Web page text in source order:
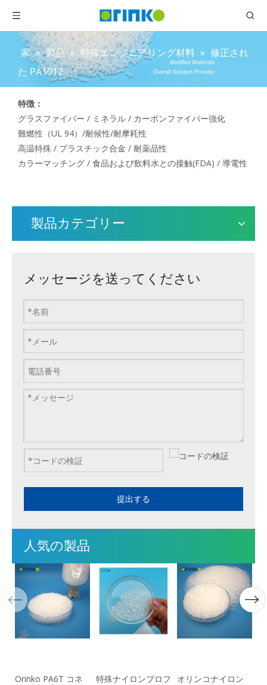
家 » 製品 » 特殊エンジニアリング材料 » 修正され
た PA1012
特徴：
グラスファイバー / ミネラル / カーボンファイバー強化
難燃性（UL 94）/耐候性/耐摩耗性
高温特殊 / プラスチック合金 / 耐薬品性
カラーマッチング / 食品および飲料水との接触(FDA) / 導電性
製品カテゴリー
メッセージを送ってください
提出する
人気の製品
Orinko PA6T コネ
特殊ナイロンプロフ
オリンコナイロン